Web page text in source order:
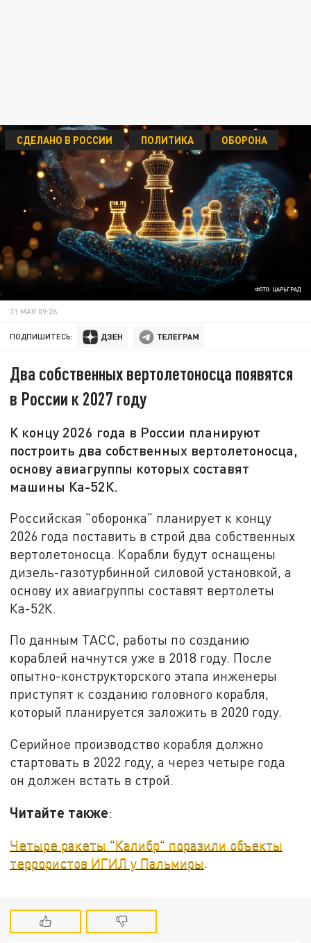
ФОТО: ЦАРЬГРАД
СДЕЛАНО В РОССИИ ПОЛИТИКА ОБОРОНА
31 МАЯ 09:26
ПОДПИШИТЕСЬ:
Два собственных вертолетоносца появятся
в России к 2027 году
К концу 2026 года в России планируют
построить два собственных вертолетоносца,
основу авиагруппы которых составят
машины Ка-52К.
Российская "оборонка" планирует к концу
2026 года поставить в строй два собственных
вертолетоносца. Корабли будут оснащены
дизель-газотурбинной силовой установкой, а
основу их авиагруппы составят вертолеты
Ка-52К.
По данным ТАСС, работы по созданию
кораблей начнутся уже в 2018 году. После
опытно-конструкторского этапа инженеры
приступят к созданию головного корабля,
который планируется заложить в 2020 году.
Серийное производство корабля должно
стартовать в 2022 году, а через четыре года
он должен встать в строй.
Читайте также:
Четыре ракеты "Калибр" поразили объекты
террористов ИГИЛ у Пальмиры